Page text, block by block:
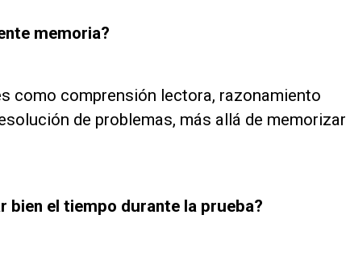
memoria?
como comprensión lectora, razonamiento
de problemas, más allá de memorizar
bien el tiempo durante la prueba?